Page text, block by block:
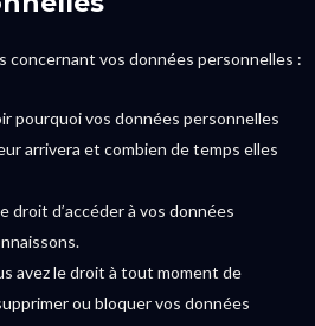
concernant vos données personnelles :
pourquoi vos données personnelles
arrivera et combien de temps elles
droit d’accéder à vos données
avez le droit à tout moment de
ou bloquer vos données